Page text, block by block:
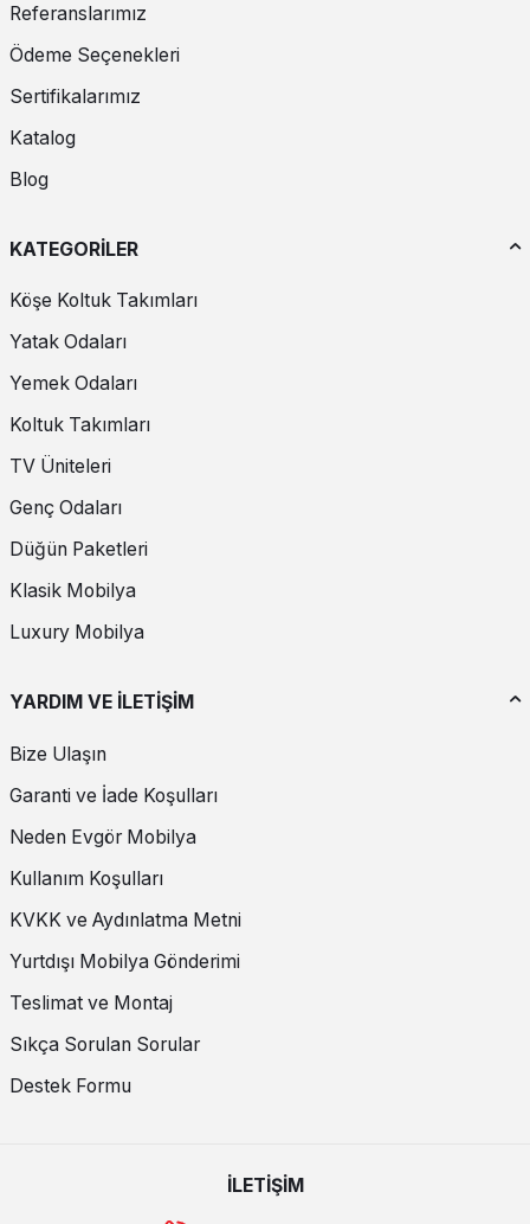
Referanslarımız
Ödeme Seçenekleri
Sertifikalarımız
Katalog
Blog
KATEGORİLER
Köşe Koltuk Takımları
Yatak Odaları
Yemek Odaları
Koltuk Takımları
TV Üniteleri
Genç Odaları
Düğün Paketleri
Klasik Mobilya
Luxury Mobilya
YARDIM VE İLETİŞİM
Bize Ulaşın
Garanti ve İade Koşulları
Neden Evgör Mobilya
Kullanım Koşulları
KVKK ve Aydınlatma Metni
Yurtdışı Mobilya Gönderimi
Teslimat ve Montaj
Sıkça Sorulan Sorular
Destek Formu
İLETİŞİM